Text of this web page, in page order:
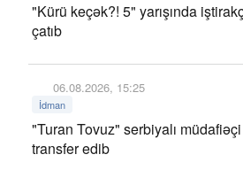
"Kürü keçək?! 5" yarışında
çatıb
06.08.2026, 15:25
İdman
"Turan Tovuz" serbiyalı
transfer edib